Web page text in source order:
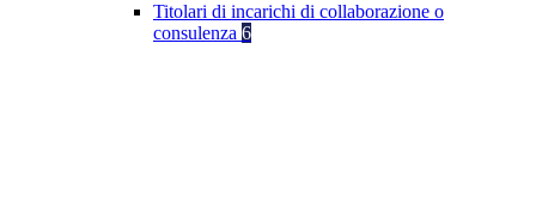
Titolari di incarichi di collaborazione o
consulenza 6